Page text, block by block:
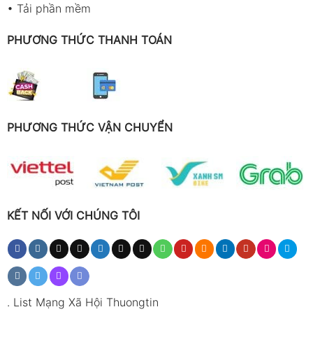
• Tải phần mềm
PHƯƠNG THỨC THANH TOÁN
PHƯƠNG THỨC VẬN CHUYỂN
KẾT NỐI VỚI CHÚNG TÔI
. List Mạng Xã Hội Thuongtin